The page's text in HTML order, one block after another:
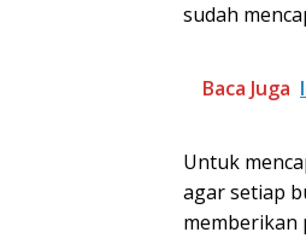
sudah
Baca Juga
Untuk
agar setiap
memberikan